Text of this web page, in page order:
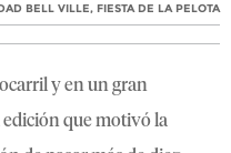
BELL VILLE, FIESTA DE LA PELOTA
y en un gran
que motivó la